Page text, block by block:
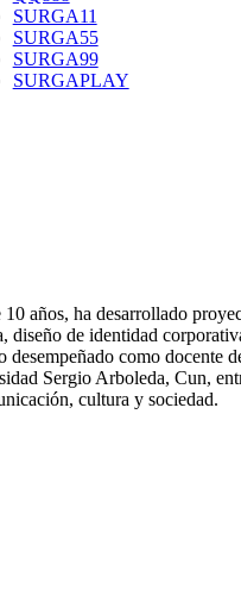
SURGA11
SURGA55
SURGA99
SURGAPLAY
años, ha desarrollado
de identidad
como docente
Sergio Arboleda, Cun,
cultura y sociedad.